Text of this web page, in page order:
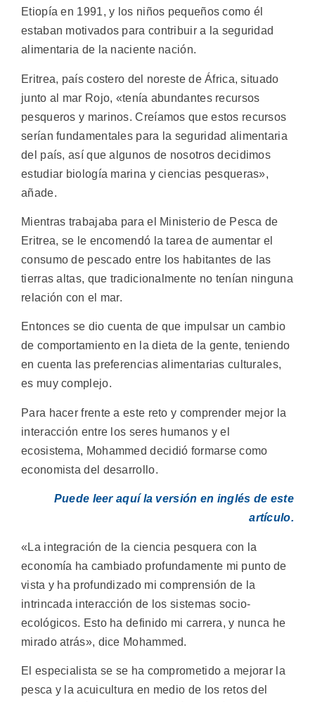
Etiopía en 1991, y los niños pequeños como él
estaban motivados para contribuir a la seguridad
alimentaria de la naciente nación.
Eritrea, país costero del noreste de África, situado
junto al mar Rojo, «tenía abundantes recursos
pesqueros y marinos. Creíamos que estos recursos
serían fundamentales para la seguridad alimentaria
del país, así que algunos de nosotros decidimos
estudiar biología marina y ciencias pesqueras»,
añade.
Mientras trabajaba para el Ministerio de Pesca de
Eritrea, se le encomendó la tarea de aumentar el
consumo de pescado entre los habitantes de las
tierras altas, que tradicionalmente no tenían ninguna
relación con el mar.
Entonces se dio cuenta de que impulsar un cambio
de comportamiento en la dieta de la gente, teniendo
en cuenta las preferencias alimentarias culturales,
es muy complejo.
Para hacer frente a este reto y comprender mejor la
interacción entre los seres humanos y el
ecosistema, Mohammed decidió formarse como
economista del desarrollo.
Puede leer aquí la versión en inglés de este
artículo.
«La integración de la ciencia pesquera con la
economía ha cambiado profundamente mi punto de
vista y ha profundizado mi comprensión de la
intrincada interacción de los sistemas socio-
ecológicos. Esto ha definido mi carrera, y nunca he
mirado atrás», dice Mohammed.
El especialista se se ha comprometido a mejorar la
pesca y la acuicultura en medio de los retos del